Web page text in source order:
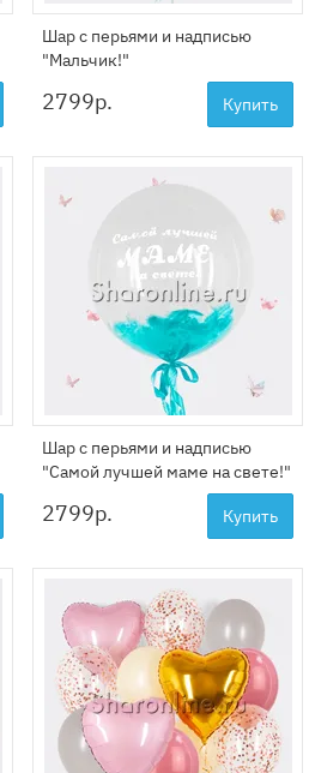
Шар с перьями и надписью
"Мальчик!"
2799р. Купить
Шар с перьями и надписью
"Самой лучшей маме на свете!"
2799р. Купить